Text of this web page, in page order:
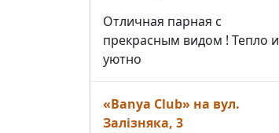
Отличная парная с
прекрасным видом ! Тепло и
уютно
«Banya Club» на вул.
Залізняка, 3